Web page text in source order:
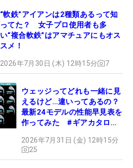
“軟鉄”アイアンは2種類あるって知
ってた？ 女子プロ使用者も多
い“複合軟鉄”はアマチュアにもオス
スメ！
2026年7月30日 (木) 12時15分 7
ウェッジってどれも一緒に見
えるけど…違いってあるの？
最新24モデルの性能早見表を
作ってみた #ギアカタログ
2026年7月31日 (金) 12時15分
25